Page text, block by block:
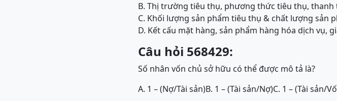
B. Thị trường tiêu thụ, phương thức tiêu thụ, thanh
C. Khối lượng sản phẩm tiêu thụ & chất lượng sản
D. Kết cấu mặt hàng, sản phẩm hàng hóa dịch vụ,
Câu hỏi 568429:
Số nhân vốn chủ sở hữu có thể được mô tả là?
A. 1 – (Nợ/Tài sản)B. 1 – (Tài sản/Nợ)C. 1 – (Tài sản/